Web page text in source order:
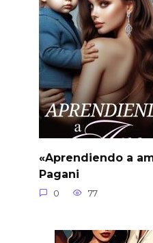
«Aprendiendo a
Pagani
0 77